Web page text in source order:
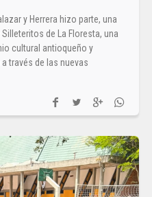
y Herrera hizo parte, una
de La Floresta, una
cultural antioqueño y
través de las nuevas